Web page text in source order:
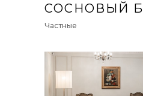
СОСНОВЫЙ
Частные